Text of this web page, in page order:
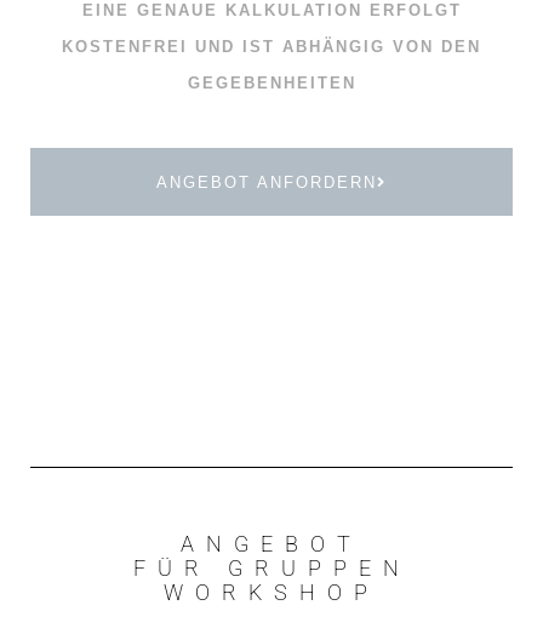
EINE GENAUE KALKULATION ERFOLGT
KOSTENFREI UND IST ABHÄNGIG VON DEN
GEGEBENHEITEN
ANGEBOT ANFORDERN
ANGEBOT
FÜR GRUPPEN
WORKSHOP